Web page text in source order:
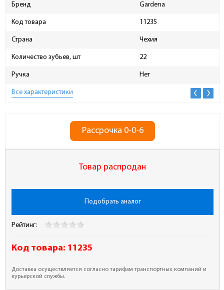
Бренд Gardena
Код товара 11235
Страна Чехия
Количество зубьев, шт 22
Ручка Нет
Все характеристики
Рассрочка 0-0-6
Товар распродан
Подобрать аналог
Рейтинг:
Код товара: 11235
Доставка осуществляется согласно тарифам транспортных компаний и
курьерской службы.